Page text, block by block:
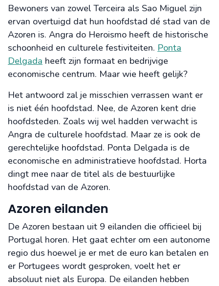
Bewoners van zowel Terceira als Sao Miguel zijn
ervan overtuigd dat hun hoofdstad dé stad van de
Azoren is. Angra do Heroismo heeft de historische
schoonheid en culturele festiviteiten. Ponta
Delgada heeft zijn formaat en bedrijvige
economische centrum. Maar wie heeft gelijk?
Het antwoord zal je misschien verrassen want er
is niet één hoofdstad. Nee, de Azoren kent drie
hoofdsteden. Zoals wij wel hadden verwacht is
Angra de culturele hoofdstad. Maar ze is ook de
gerechtelijke hoofdstad. Ponta Delgada is de
economische en administratieve hoofdstad. Horta
dingt mee naar de titel als de bestuurlijke
hoofdstad van de Azoren.
Azoren eilanden
De Azoren bestaan uit 9 eilanden die officieel bij
Portugal horen. Het gaat echter om een autonome
regio dus hoewel je er met de euro kan betalen en
er Portugees wordt gesproken, voelt het er
absoluut niet als Europa. De eilanden hebben